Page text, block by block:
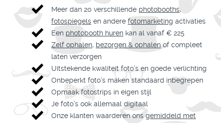
Meer dan 20 verschillende photobooths,
fotospiegels en andere fotomarketing activaties
Een photobooth huren kan al vanaf € 225
Zelf ophalen, bezorgen & ophalen of compleet
laten verzorgen
Uitstekende kwaliteit foto’s en goede verlichting
Onbeperkt foto’s maken standaard inbegrepen
Opmaak fotostrips in eigen stijl
Je foto’s ook allemaal digitaal
Onze klanten waarderen ons gemiddeld met